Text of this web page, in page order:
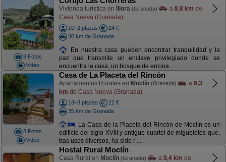
8 Fotos
Video
Vivienda turística en Íllora (Granada) a 8,8 km de
Casa Nueva (Granada)
10+2 plazas
24 €
30 km de Granada
En nuestra casa pueden encontrar tranquilidad y la
paz que transmite un enclave privilegiado donde se
encuentra la casa, un bosque de encina ...
8 Fotos
Video
Casa de La Placeta del Rincón
Apartamentos Rurales en Moclín (Granada) a 9,3
km de Casa Nueva (Granada)
18+3 plazas
22 €
35 km de Granada
La Casa de la Placeta del Rincón de Moclín es un
edificio del siglo XVIII y antiguo cuartel de migueletes que,
tras usos diversos, ha sido r ...
Hostal Rural Moclín
Casa Rural en Moclín (Granada) a 9,4 km de